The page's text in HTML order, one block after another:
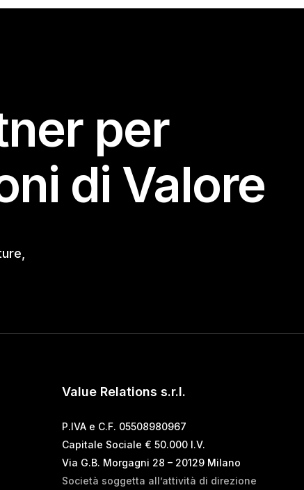
per
di Valore
Value Relations s.r.l.
P.IVA e C.F. 05508980967
Capitale Sociale € 50.000 I.V.
Via G.B. Morgagni 28 – 20129 Milano
Società soggetta all’attività di direzione